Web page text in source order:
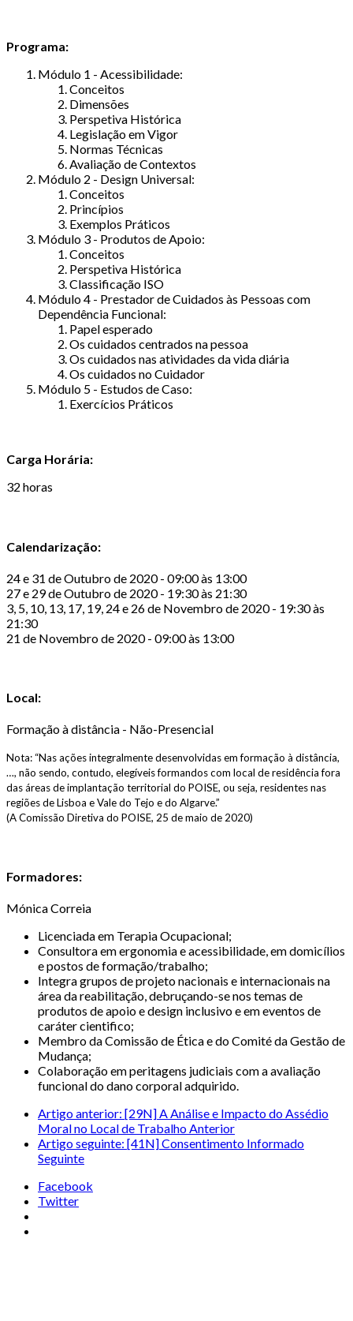
Programa:
Módulo 1 - Acessibilidade:
Conceitos
Dimensões
Perspetiva Histórica
Legislação em Vigor
Normas Técnicas
Avaliação de Contextos
Módulo 2 - Design Universal:
Conceitos
Princípios
Exemplos Práticos
Módulo 3 - Produtos de Apoio:
Conceitos
Perspetiva Histórica
Classificação ISO
Módulo 4 - Prestador de Cuidados às Pessoas com
Dependência Funcional:
Papel esperado
Os cuidados centrados na pessoa
Os cuidados nas atividades da vida diária
Os cuidados no Cuidador
Módulo 5 - Estudos de Caso:
Exercícios Práticos
Carga Horária:
32 horas
Calendarização:
24 e 31 de Outubro de 2020 - 09:00 às 13:00
27 e 29 de Outubro de 2020 - 19:30 às 21:30
3, 5, 10, 13, 17, 19, 24 e 26 de Novembro de 2020 - 19:30 às
21:30
21 de Novembro de 2020 - 09:00 às 13:00
Local:
Formação à distância - Não-Presencial
Nota: “Nas ações integralmente desenvolvidas em formação à distância,
…, não sendo, contudo, elegíveis formandos com local de residência fora
das áreas de implantação territorial do POISE, ou seja, residentes nas
regiões de Lisboa e Vale do Tejo e do Algarve.”
(A Comissão Diretiva do POISE, 25 de maio de 2020)
Formadores:
Mónica Correia
Licenciada em Terapia Ocupacional;
Consultora em ergonomia e acessibilidade, em domicílios
e postos de formação/trabalho;
Integra grupos de projeto nacionais e internacionais na
área da reabilitação, debruçando-se nos temas de
produtos de apoio e design inclusivo e em eventos de
caráter cientifico;
Membro da Comissão de Ética e do Comité da Gestão de
Mudança;
Colaboração em peritagens judiciais com a avaliação
funcional do dano corporal adquirido.
Artigo anterior: [29N] A Análise e Impacto do Assédio
Moral no Local de TrabalhoAnterior
Artigo seguinte: [41N] Consentimento Informado
Seguinte
Facebook
Twitter